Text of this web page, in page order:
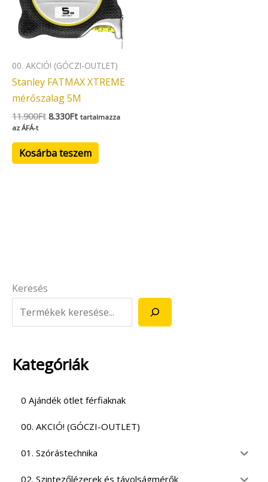
Keresés
Kategóriák
0 Ajándék ötlet férfiaknak
00. AKCIÓ! (GÓCZI-OUTLET)
01. Szórástechnika
02. Szintezőlézerek és távolságmérők
00. AKCIÓ! (GÓCZI-OUTLET)
Stanley FATMAX XTREME
mérőszalag 5M
11.900Ft 8.330Ft tartalmazza
az ÁFÁ-t
Kosárba teszem